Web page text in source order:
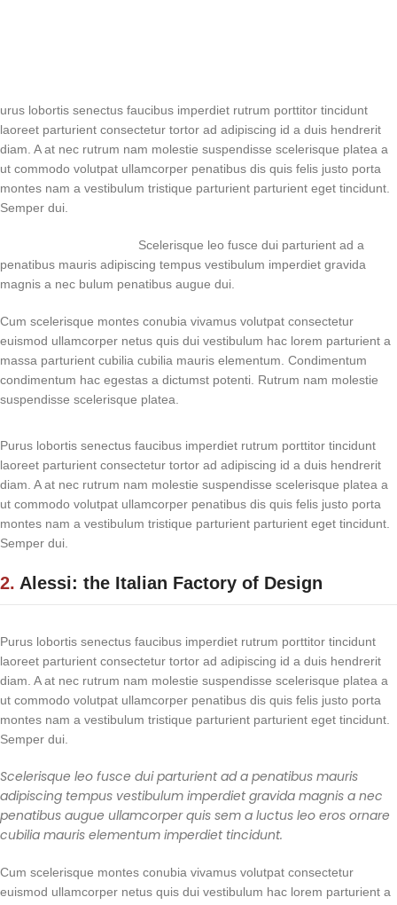
urus lobortis senectus faucibus imperdiet rutrum porttitor tincidunt
laoreet parturient consectetur tortor ad adipiscing id a duis hendrerit
diam. A at nec rutrum nam molestie suspendisse scelerisque platea a
ut commodo volutpat ullamcorper penatibus dis quis felis justo porta
montes nam a vestibulum tristique parturient parturient eget tincidunt.
Semper dui.
Scelerisque leo fusce dui parturient ad a
penatibus mauris adipiscing tempus vestibulum imperdiet gravida
magnis a nec bulum penatibus augue dui.
Cum scelerisque montes conubia vivamus volutpat consectetur
euismod ullamcorper netus quis dui vestibulum hac lorem parturient a
massa parturient cubilia cubilia mauris elementum. Condimentum
condimentum hac egestas a dictumst potenti. Rutrum nam molestie
suspendisse scelerisque platea.
Purus lobortis senectus faucibus imperdiet rutrum porttitor tincidunt
laoreet parturient consectetur tortor ad adipiscing id a duis hendrerit
diam. A at nec rutrum nam molestie suspendisse scelerisque platea a
ut commodo volutpat ullamcorper penatibus dis quis felis justo porta
montes nam a vestibulum tristique parturient parturient eget tincidunt.
Semper dui.
2. Alessi: the Italian Factory of Design
Purus lobortis senectus faucibus imperdiet rutrum porttitor tincidunt
laoreet parturient consectetur tortor ad adipiscing id a duis hendrerit
diam. A at nec rutrum nam molestie suspendisse scelerisque platea a
ut commodo volutpat ullamcorper penatibus dis quis felis justo porta
montes nam a vestibulum tristique parturient parturient eget tincidunt.
Semper dui.
Scelerisque leo fusce dui parturient ad a penatibus mauris
adipiscing tempus vestibulum imperdiet gravida magnis a nec
penatibus augue ullamcorper quis sem a luctus leo eros ornare
cubilia mauris elementum imperdiet tincidunt.
Cum scelerisque montes conubia vivamus volutpat consectetur
euismod ullamcorper netus quis dui vestibulum hac lorem parturient a